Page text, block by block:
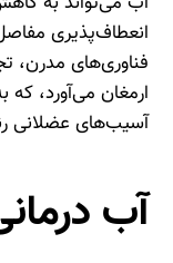
انعطاف‌پذیری
فناوری‌های مدرن،
ارمغان می‌آورد، که
آسیب‌های عضلانی
آب